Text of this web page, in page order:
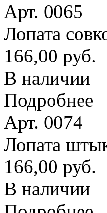
Арт. 0065
Лопата
166,00 руб.
В наличии
Подробнее
Арт. 0074
Лопата
166,00 руб.
В наличии